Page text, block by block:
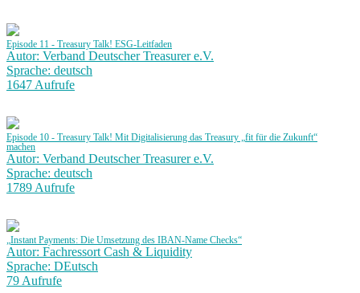
Episode 11 - Treasury Talk! ESG-Leitfaden
Autor: Verband Deutscher Treasurer e.V.
Sprache: deutsch
1647 Aufrufe
Episode 10 - Treasury Talk! Mit Digitalisierung das Treasury „fit für die Zukunft“
machen
Autor: Verband Deutscher Treasurer e.V.
Sprache: deutsch
1789 Aufrufe
„Instant Payments: Die Umsetzung des IBAN-Name Checks“
Autor: Fachressort Cash & Liquidity
Sprache: DEutsch
79 Aufrufe